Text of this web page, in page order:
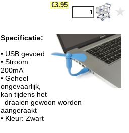
€3.95
Specificatie:
• USB gevoed
• Stroom:
200mA
• Geheel
ongevaarlijk,
kan tijdens het
draaien gewoon worden
aangeraakt
• Kleur: Zwart